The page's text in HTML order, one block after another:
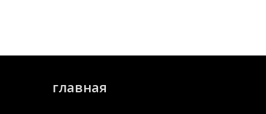
главная